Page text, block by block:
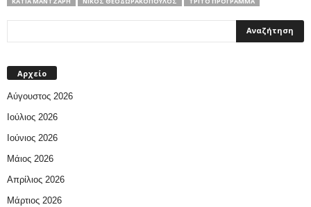
Αρχείο
Αύγουστος 2026
Ιούλιος 2026
Ιούνιος 2026
Μάιος 2026
Απρίλιος 2026
Μάρτιος 2026